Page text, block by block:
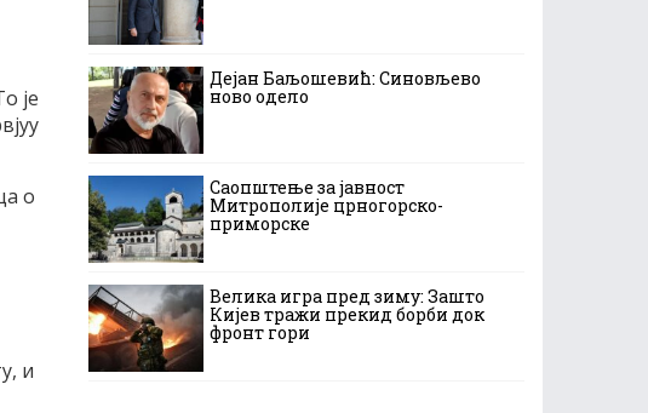
је
о
и
Дејан Баљошевић: Синовљево
ново одело
Саопштење за јавност
Митрополије црногорско-
приморске
Велика игра пред зиму: Зашто
Кијев тражи прекид борби док
фронт гори